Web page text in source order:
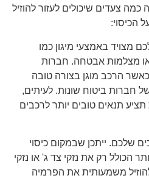
צעדים שיכולים לעזור להוזיל
הכיסוי:
מצויד באמצעי מיגון כמו
או מצלמות אבטחה. חברות
הרכב מוגן בצורה טובה
חברות ביטוח שונות. לעיתים,
תנאים טובים יותר לרכבים
שלכם. ייתכן שבמקום כיסוי
הכולל רק את נזקי צד ג' או נזקי
משמעותית את הפרמיה